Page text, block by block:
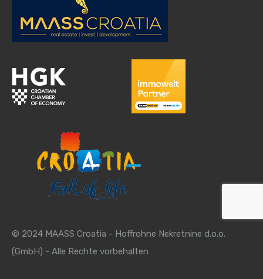
© 2024 MAASS Croatia - Hoffrohne Nekretnine d.o.o.
(GmbH) - Alle Rechte vorbehalten